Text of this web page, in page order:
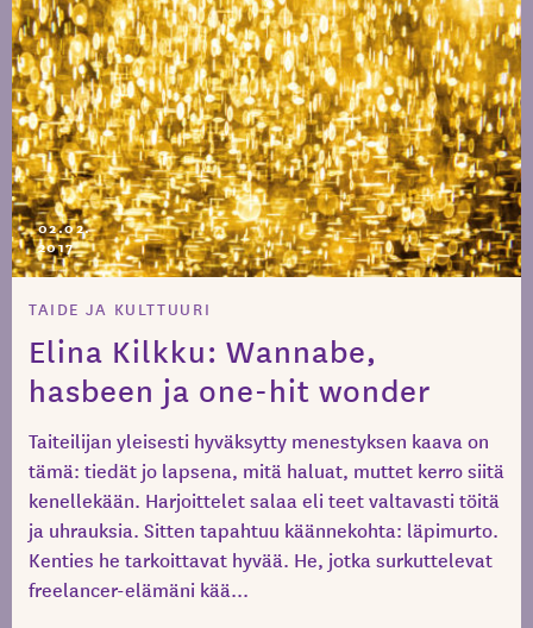
02.02.
2017
TAIDE JA KULTTUURI
Elina Kilkku: Wannabe,
hasbeen ja one-hit wonder
Taiteilijan yleisesti hyväksytty menestyksen kaava on
tämä: tiedät jo lapsena, mitä haluat, muttet kerro siitä
kenellekään. Harjoittelet salaa eli teet valtavasti töitä
ja uhrauksia. Sitten tapahtuu käännekohta: läpimurto.
Kenties he tarkoittavat hyvää. He, jotka surkuttelevat
freelancer-elämäni kää...